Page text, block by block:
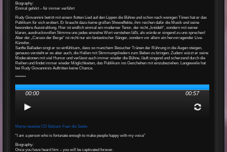
Biography:
Einmal gehört – für immer verführt
Rudy Giovannini betritt mit einem flotten Lied auf den Lippen die Bühne und schon nach wenigen Tönen hat er das
Publikum für sich erobert. Er braucht dazu keine großen Showeffekte, ihm reichen dafür die Musik und seine
besondere Ausstrahlung. Hier ist endlich einmal ein moderner Tenor, der nicht „knödelt“, sondern mit seiner
klaren, ausdrucksvollen Stimme uns jedes einzelne Wort verstehen läßt, als würde er singend zu uns sprechen!
Aber der „Caruso der Berge“ ist nicht nur ein fantastischer Sänger, sondern vor allem ein hervorragender Live-
Künstler.
Sanfte Balladen singt er so einfühlsam, dass so manchem Besucher Tränen der Rührung in die Augen steigen,
genauso versteht er es aber auch, die Hallen mit Stimmungsliedern zum Beben zu bringen. Zudem würzt er seine
Moderationen mit viel Humor und verlässt auch immer wieder die Bühne, läuft singend und scherzend durch die
Reihen und findet immer wieder Möglichkeiten, das Publikum ins Geschehen mit einzubeziehen. Langeweile hat
bei Rudy Giovanninis Auftritten keine Chance.
*******
00:00 00:57
Meine neueste CD Balsam Fuer die Seele
“I am a person who is fortunate enough to make people happy with my voice”
Biography:
Once you have heard him – you will be captivated forever.